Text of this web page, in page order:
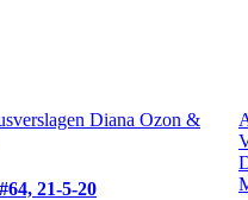
Diana Ozon &
21-5-20